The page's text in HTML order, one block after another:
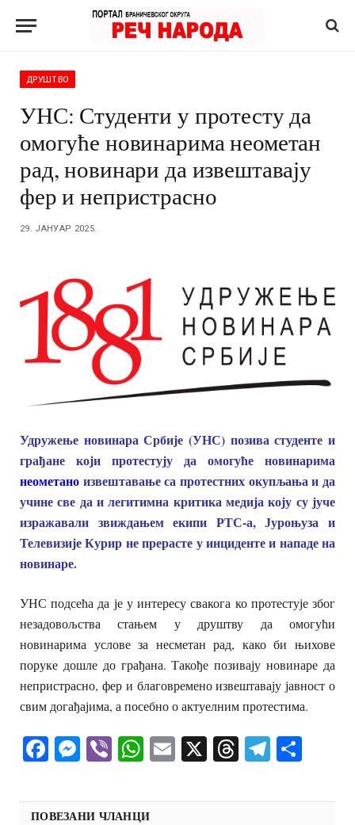
ДРУШТВО
УНС: Студенти у протесту да
омогуће новинарима неометан
рад, новинари да извештавају
фер и непристрасно
29. ЈАНУАР 2025.
Удружење новинара Србије (УНС) позива студенте и
грађане који протестују да омогуће новинарима
неометано извештавање са протестних окупљања и да
учине све да и легитимна критика медија коју су јуче
изражавали звиждањем екипи РТС-а, Јуроњуза и
Телевизије Курир не прерасте у инциденте и нападе на
новинаре.
УНС подсећа да је у интересу свакога ко протестује због
незадовољства стањем у друштву да омогући
новинарима услове за несметан рад, како би њихове
поруке дошле до грађана. Такође позивају новинаре да
непристрасно, фер и благовремено извештавају јавност о
свим догађајима, а посебно о актуелним протестима.
Facebook
Messenger
ViberWhatsApp
Email
X Threads
ПОВЕЗАНИ ЧЛАНЦИ